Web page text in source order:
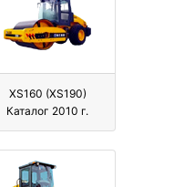
XS160 (XS190)
Каталог 2010 г.